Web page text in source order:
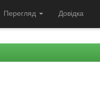
Перегляд Довідка